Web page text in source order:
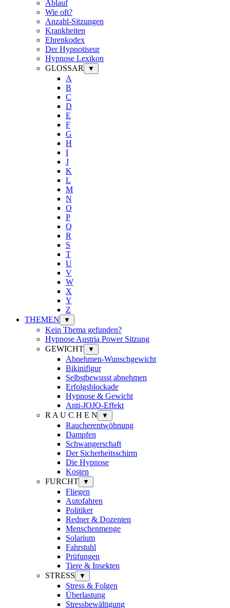
Ablauf
Wie oft?
Anzahl-Sitzungen
Krankheiten
Ehrenkodex
Der Hypnotiseur
Hypnose Lexikon
GLOSSAR
▼
A
B
C
D
E
F
G
H
I
J
K
L
M
N
O
P
Q
R
S
T
U
V
W
X
Y
Z
THEMEN
▼
Kein Thema gefunden?
Hypnose Austria Power Sitzung
GEWICHT
▼
Abnehmen-Wunschgewicht
Bikinifigur
Selbstbewusst abnehmen
Erfolgsblockade
Hypnose & Gewicht
Anti-JOJO-Effekt
R A U C H E N
▼
Raucherentwöhnung
Dampfen
Schwangerschaft
Der Sicherheitsschirm
Die Hypnose
Kosten
FURCHT
▼
Fliegen
Autofahren
Politiker
Redner & Dozenten
Menschenmenge
Solarium
Fahrstuhl
Prüfungen
Tiere & Insekten
STRESS
▼
Stress & Folgen
Überlastung
Stressbewältigung